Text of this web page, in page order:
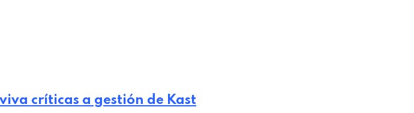
críticas a gestión de Kast